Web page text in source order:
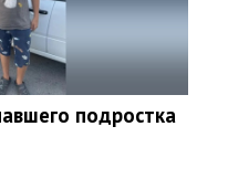
подростка